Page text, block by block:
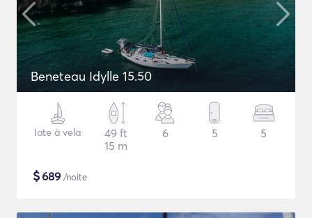
Beneteau Idylle 15.50
Iate à vela
49 ft
15 m
6 5 5
$689 /noite